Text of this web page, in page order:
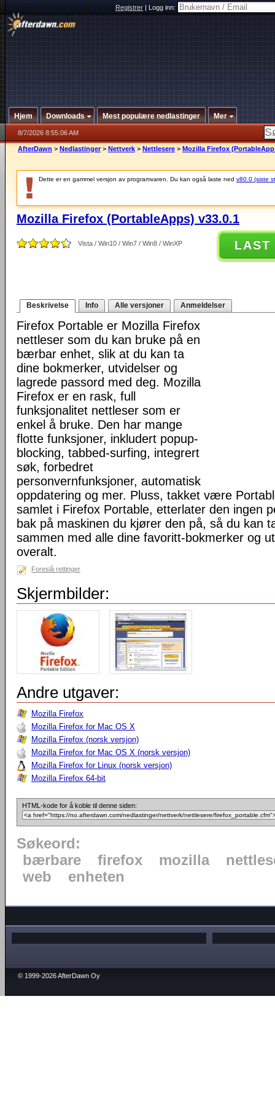
Registrer|Logg inn:
Hjem Downloads Mest populære nedlastinger Mer
8/7/2026 8:55:06 AM
AfterDawn > Nedlastinger > Nettverk > Nettlesere > Mozilla Firefox
Dette er en gammel versjon av programvaren. Du kan også laste ned v80.0 (siste
Mozilla Firefox (PortableApps) v33.0.1
Vista / Win10 / Win7 / Win8 / WinXP LAST
Beskrivelse Info Alle versjoner Anmeldelser
Firefox Portable er Mozilla Firefox
nettleser som du kan bruke på en
bærbar enhet, slik at du kan ta
dine bokmerker, utvidelser og
lagrede passord med deg. Mozilla
Firefox er en rask, full
funksjonalitet nettleser som er
enkel å bruke. Den har mange
flotte funksjoner, inkludert popup-
blocking, tabbed-surfing, integrert
søk, forbedret
personvernfunksjoner, automatisk
oppdatering og mer. Pluss, takket være
samlet i Firefox Portable, etterlater den ingen
bak på maskinen du kjører den på, så du kan
sammen med alle dine favoritt-bokmerker og
overalt.
Foreslå rettinger
Skjermbilder:
Andre utgaver:
Mozilla Firefox
Mozilla Firefox for Mac OS X
Mozilla Firefox (norsk versjon)
Mozilla Firefox for Mac OS X (norsk versjon)
Mozilla Firefox for Linux (norsk versjon)
Mozilla Firefox 64-bit
HTML-kode for å koble til denne siden:
Søkeord:
bærbare
firefox mozilla
web
enheten
© 1999-2026 AfterDawn Oy